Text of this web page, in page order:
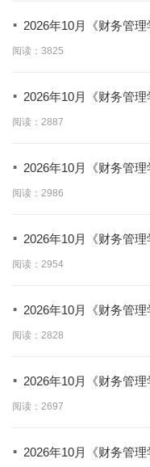
· 2026年10月《财务管
必背】
阅读：3825
· 2026年10月《财务管
学】
阅读：2887
· 2026年10月《财务管
阅读：2986
· 2026年10月《财务管
阅读：2954
· 2026年10月《财务管理
阅读：2828
· 2026年10月《财务管理
阅读：2697
· 2026年10月《财务管